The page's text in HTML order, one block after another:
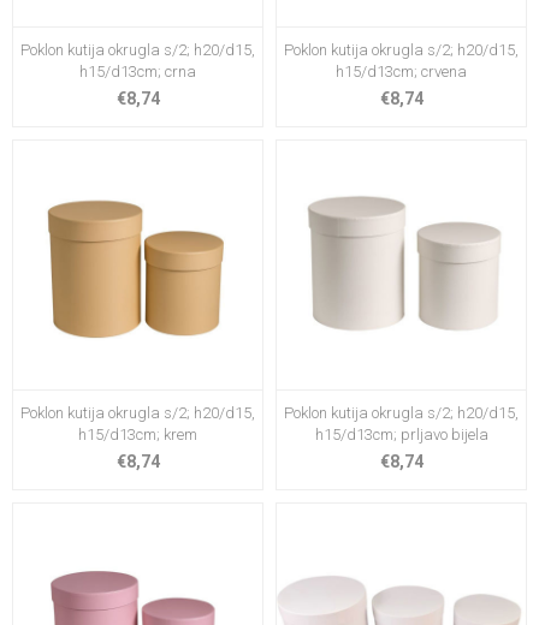
Poklon kutija okrugla s/2; h20/d15,
h15/d13cm; crna
€8,74
Poklon kutija okrugla s/2; h20/d15,
h15/d13cm; crvena
€8,74
Poklon kutija okrugla s/2; h20/d15,
h15/d13cm; krem
€8,74
Poklon kutija okrugla s/2; h20/d15,
h15/d13cm; prljavo bijela
€8,74